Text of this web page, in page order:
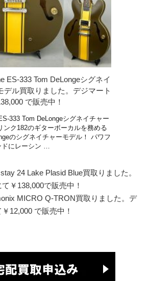
ES-333 Tom DeLongeシグネイ
デル買取りました。デジマート
で販売中！
333 Tom DeLongeシグネイチャー
ンク182のギターボーカルを務める
のシグネイチャーモデル！ パワフ
にレーシン …
24 Lake Plasid Blue買取りました。
￥138,000で販売中！
MICRO Q-TRON買取りました。デ
12,000 で販売中！